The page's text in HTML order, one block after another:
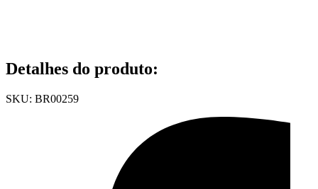
Detalhes do produto:
SKU: BR00259